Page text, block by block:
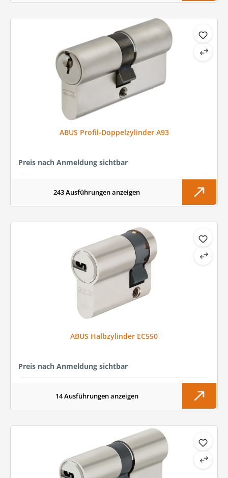
ABUS Profil-Doppelzylinder A93
Preis nach Anmeldung sichtbar
243 Ausführungen anzeigen
ABUS Halbzylinder EC550
Preis nach Anmeldung sichtbar
14 Ausführungen anzeigen